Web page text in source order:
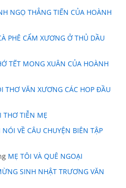
NGỌ THẲNG TIẾN CỦA HOÀNH
PHÊ CẨM XƯƠNG Ở THỦ DẦU
TẾT MONG XUÂN CỦA HOÀNH
THƠ VĂN XƯƠNG CÁC HOP ĐẦU
THƠ TIỄN MẸ
NÓI VỀ CÂU CHUYỆN BIÊN TẬP
MẸ TÔI VÀ QUÊ NGOẠI
SINH NHẬT TRƯƠNG VĂN